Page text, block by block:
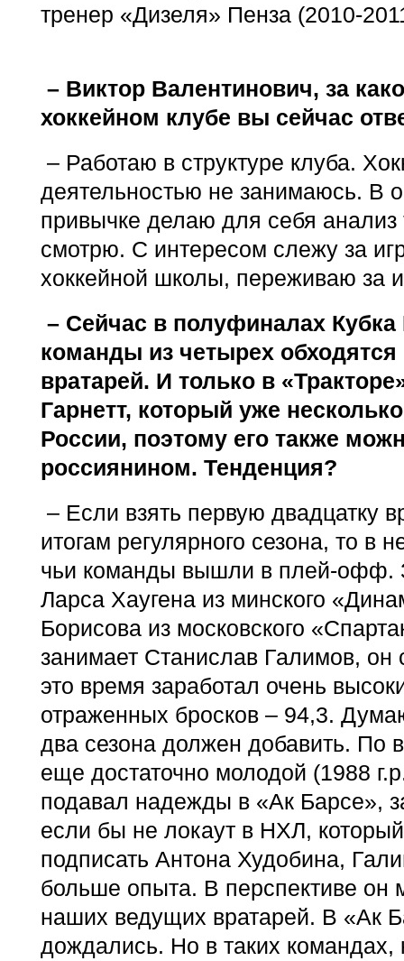
тренер «Дизеля» Пенза (2010-
– Виктор Валентинович, за
хоккейном клубе вы сейчас
– Работаю в структуре клуба.
деятельностью не занимаюсь. В
привычке делаю для себя анализ
смотрю. С интересом слежу за
хоккейной школы, переживаю за
– Сейчас в полуфиналах Кубка
команды из четырех
вратарей. И только в
Гарнетт, который уже
России, поэтому его также
россиянином. Тенденция?
– Если взять первую двадцатку
итогам регулярного сезона, то в
чьи команды вышли в плей-офф.
Ларса Хаугена из минского
Борисова из московского
занимает Станислав Галимов, он
это время заработал очень
отраженных бросков – 94,3.
два сезона должен добавить. По
еще достаточно молодой (1988
подавал надежды в «Ак Барсе»,
если бы не локаут в НХЛ,
подписать Антона Худобина,
больше опыта. В перспективе он
наших ведущих вратарей. В «Ак
дождались. Но в таких командах,